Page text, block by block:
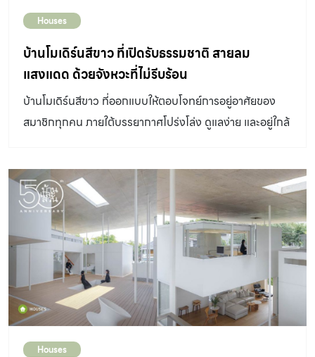
บ้านล~ม บ้านอีสานโมเดิร์นอบอุ่นด้วยมุมใต้ถุนบ้าน บ้าน
หลังคาจั่วที่ดูเรียบง่ายและยังคงความเป็น บ้านพื้นถิ่นโมเดิร์น
ผสมไปด้วยท่าทีแบบคนรุ่นใหม่ที่เชื่อมโยงวัฒนธรรมเดิม ๆ ไว้
และพร้อมจะเปิดประตู ต้อนรับผู้มาเยือน ใครผ่านมาก็ทักทาย
กวักมือชวนมานั่งคุย ล้อมวงกินส้มตำกันที่แคร่หรือชานใต้ถุน
บ้าน ในบรรยากาศที่อบอุ่นและเป็นธรรมชาติตามแบบวิถีชาว
เรือนไม้หลังเก่า แบบบ้านชั้นเดียวที่ตีความสเปซเรือนไทยล้าน
นาในสไตล์โมเดิร์น ที่คงกลิ่นอายท้องถิ่นและวิถีชีวิตปัจจุบันได้
อย่างแยบยล ยังรักษาความทรงจำจากบ้านเก่าผ่านการใช้
วัสดุ องค์ประกอบ และลวดลาย ที่ทำให้ความสุขในวันวานกลับ
มาแจ่มชัด และมีชีวิตชีวาต่อไป >> อ่านต่อ ความงามของ
บ้านโมเดิร์นพื้นถิ่น จากการประดิดประดอยอย่างตั้งใจ บ้าน
พื้นถิ่นโมเดิร์น ที่แสดงถึงตัวตนของความเป็น
Craftmanship ผ่านการเล่นและทดลองวัสดุ แม้องค์ประ
กอบหลายๆ […]
Houses
บ้านโมเดิร์นสีขาว ที่เปิดรับธรรมชาติ สายลม
แสงแดด ด้วยจังหวะที่ไม่รีบร้อน
บ้านโมเดิร์นสีขาว ที่ออกแบบให้ตอบโจทย์การอยู่อาศัยของ
สมาชิกทุกคน ภายใต้บรรยากาศโปร่งโล่ง ดูแลง่าย และอยู่ใกล้
Houses